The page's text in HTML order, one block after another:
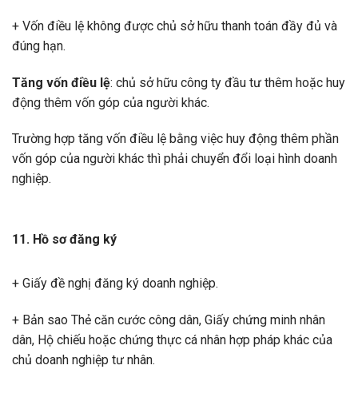
+ Vốn điều lệ không được chủ sở hữu thanh toán đầy đủ và
đúng hạn.
Tăng vốn điều lệ: chủ sở hữu công ty đầu tư thêm hoặc huy
động thêm vốn góp của người khác.
Trường hợp tăng vốn điều lệ bằng việc huy động thêm phần
vốn góp của người khác thì phải chuyển đổi loại hình doanh
nghiệp.
11. Hồ sơ đăng ký
+ Giấy đề nghị đăng ký doanh nghiệp.
+ Bản sao Thẻ căn cước công dân, Giấy chứng minh nhân
dân, Hộ chiếu hoặc chứng thực cá nhân hợp pháp khác của
chủ doanh nghiệp tư nhân.